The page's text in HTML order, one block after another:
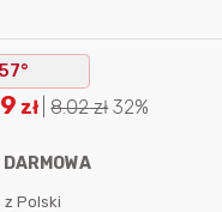
zł 8.02zł 32%
DARMOWA
z Polski